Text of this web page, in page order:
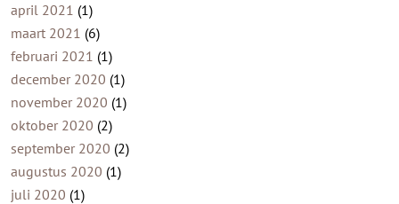
april 2021 (1)
maart 2021 (6)
februari 2021 (1)
december 2020 (1)
november 2020 (1)
oktober 2020 (2)
september 2020 (2)
augustus 2020 (1)
juli 2020 (1)